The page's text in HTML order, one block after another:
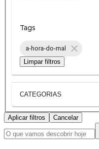
Tags
a-hora-do-mal
Limpar filtros
CATEGORIAS
Aplicar filtros Cancelar